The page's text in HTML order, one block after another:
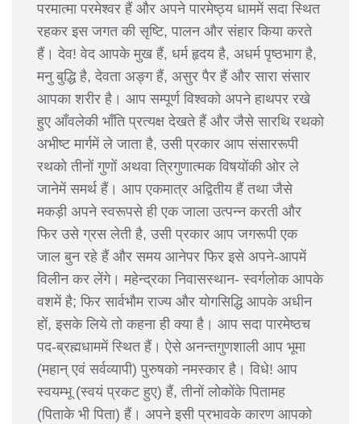
परमात्मा परमेश्वर हैं और अपने पारमेष्ठ्य धाममें सदा स्थित
रहकर इस जगत की सृष्टि, पालन और संहार किया करते
हैं। देव! वेद आपके मुख हैं, धर्म हृदय है, अधर्म पृष्ठभाग है,
मनु बुद्धि है, देवता अङ्ग हैं, असुर पैर हैं और सारा संसार
आपका शरीर है। आप सम्पूर्ण विश्वको अपने हाथपर रखे
हुए आँवलेकी भाँति प्रत्यक्ष देखते हैं और जैसे सारथि रथको
अभीष्ट मार्गमें ले जाता है, उसी प्रकार आप संसाररूपी
रथको तीनों गुणों अथवा त्रिगुणात्मक विषयोंकी ओर ले
जानेमें समर्थ हैं। आप एकमात्र अद्वितीय हैं तथा जैसे
मकड़ी अपने स्वरूपसे ही एक जाला उत्पन्न करती और
फिर उसे ग्रस लेती है, उसी प्रकार आप जगरूपी एक
जाल बुन रहे हैं और समय आनेपर फिर इसे अपने-आपमें
विलीन कर लेंगे। महेन्द्रका निवासस्थान- स्वर्गलोक आपके
वशमें है; फिर सार्वभौम राज्य और योगसिद्धि आपके अधीन
हों, इसके लिये तो कहना ही क्या है। आप सदा पारमेष्ठच
पद-ब्रह्मधाममें स्थित हैं। ऐसे अनन्तगुणशाली आप भूमा
(महान् एवं सर्वव्यापी) पुरुषको नमस्कार है। विधे! आप
स्वयम्भू (स्वयं प्रकट हुए) हैं, तीनों लोकोंके पितामह
(पिताके भी पिता) हैं। अपने इसी प्रभावके कारण आपको